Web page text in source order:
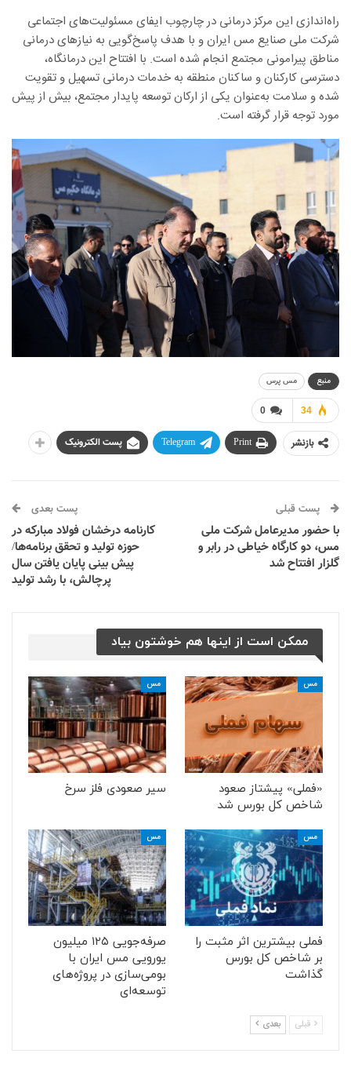
راه‌اندازی این مرکز درمانی در چارچوب ایفای مسئولیت‌های اجتماعی
شرکت ملی صنایع مس ایران و با هدف پاسخ‌گویی به نیازهای درمانی
مناطق پیرامونی مجتمع انجام شده است. با افتتاح این درمانگاه،
دسترسی کارکنان و ساکنان منطقه به خدمات درمانی تسهیل و تقویت
شده و سلامت به‌عنوان یکی از ارکان توسعه پایدار مجتمع، بیش از پیش
مورد توجه قرار گرفته است.
منبع مس پرس
0 34
بازنشر Print
Telegram پست الکترونیک
پست قبلی
با حضور مدیرعامل شرکت ملی
مس، دو کارگاه خیاطی در رابر و
گلزار افتتاح شد
پست بعدی
کارنامه درخشان فولاد مبارکه در
حوزه تولید و تحقق برنامه‌ها/
پیش بینی پایان یافتن سال
پرچالش، با رشد تولید
ممکن است از اینها هم خوشتون بیاد
مس
«فملی» پیشتاز صعود
شاخص کل بورس شد
مس
سیر صعودی فلز سرخ
مس
فملی بیشترین اثر مثبت را
بر شاخص کل بورس
گذاشت
مس
صرفه‌جویی ۱۲۵ میلیون
یورویی مس ایران با
بومی‌سازی در پروژه‌های
توسعه‌ای
قبلی بعدی